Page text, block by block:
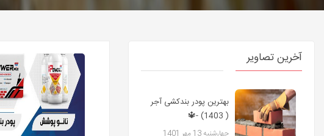
آخرین تصاویر
بهترین پودر بندکشی آجر
( 1403) -🔱
09127511808
چهارشنبه 13 مهر 1401